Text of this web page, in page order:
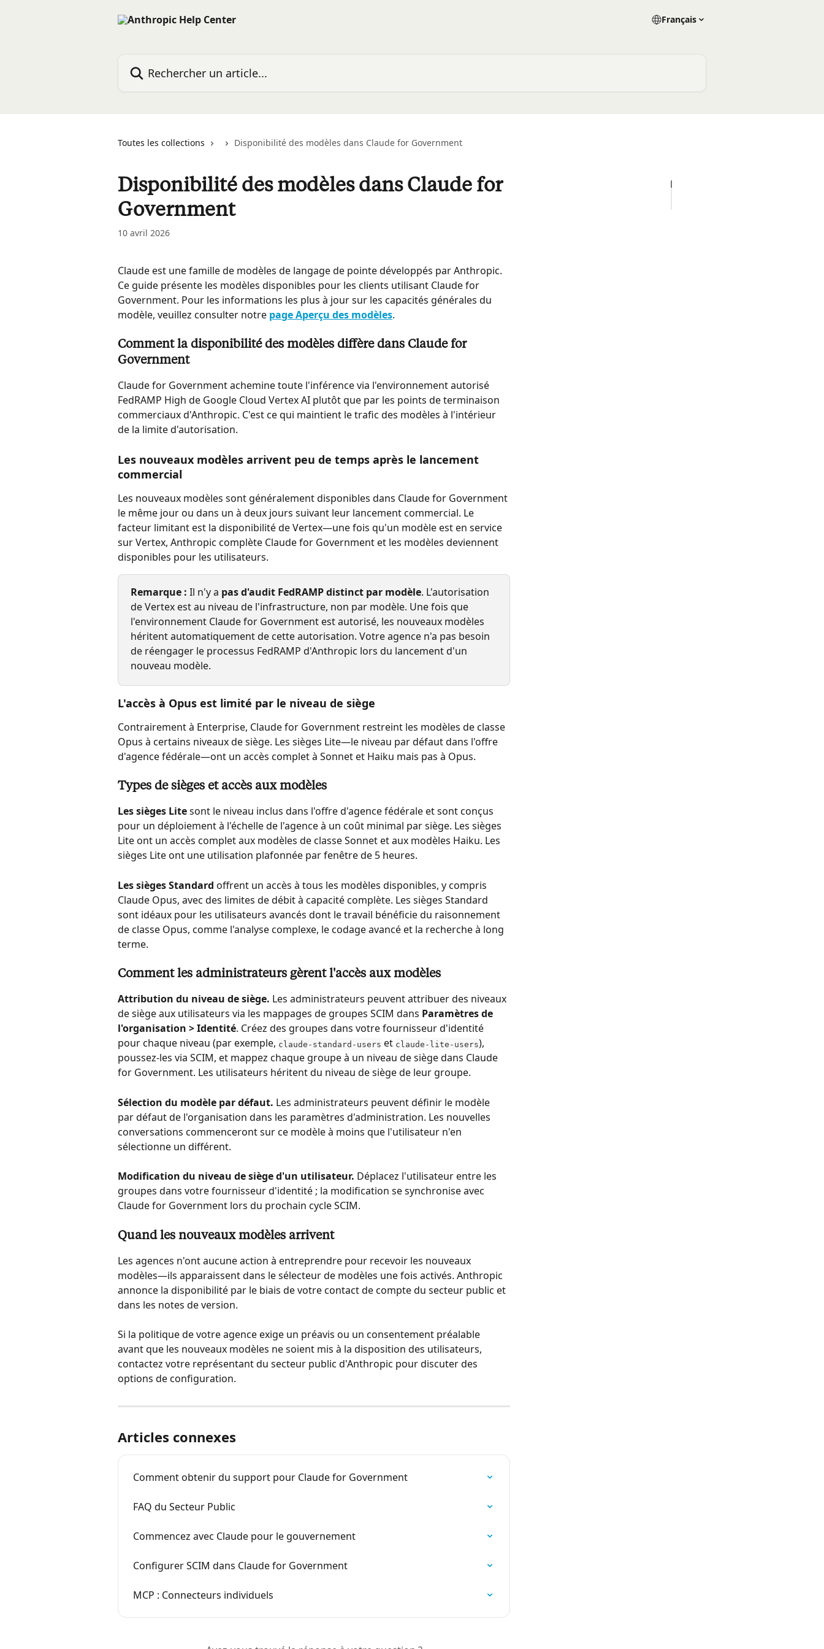
Français
Toutes les collections Disponibilité des modèles dans Claude for Government
Disponibilité des modèles dans Claude for
Government
10 avril 2026
Claude est une famille de modèles de langage de pointe développés par Anthropic.
Ce guide présente les modèles disponibles pour les clients utilisant Claude for
Government. Pour les informations les plus à jour sur les capacités générales du
modèle, veuillez consulter notre page Aperçu des modèles.
Comment la disponibilité des modèles diffère dans Claude for
Government
Claude for Government achemine toute l'inférence via l'environnement autorisé
FedRAMP High de Google Cloud Vertex AI plutôt que par les points de terminaison
commerciaux d'Anthropic. C'est ce qui maintient le trafic des modèles à l'intérieur
de la limite d'autorisation.
Les nouveaux modèles arrivent peu de temps après le lancement
commercial
Les nouveaux modèles sont généralement disponibles dans Claude for Government
le même jour ou dans un à deux jours suivant leur lancement commercial. Le
facteur limitant est la disponibilité de Vertex—une fois qu'un modèle est en service
sur Vertex, Anthropic complète Claude for Government et les modèles deviennent
disponibles pour les utilisateurs.
Remarque : Il n'y a pas d'audit FedRAMP distinct par modèle. L'autorisation
de Vertex est au niveau de l'infrastructure, non par modèle. Une fois que
l'environnement Claude for Government est autorisé, les nouveaux modèles
héritent automatiquement de cette autorisation. Votre agence n'a pas besoin
de réengager le processus FedRAMP d'Anthropic lors du lancement d'un
nouveau modèle.
L'accès à Opus est limité par le niveau de siège
Contrairement à Enterprise, Claude for Government restreint les modèles de classe
Opus à certains niveaux de siège. Les sièges Lite—le niveau par défaut dans l'offre
d'agence fédérale—ont un accès complet à Sonnet et Haiku mais pas à Opus.
Types de sièges et accès aux modèles
Les sièges Lite sont le niveau inclus dans l'offre d'agence fédérale et sont conçus
pour un déploiement à l'échelle de l'agence à un coût minimal par siège. Les sièges
Lite ont un accès complet aux modèles de classe Sonnet et aux modèles Haiku. Les
sièges Lite ont une utilisation plafonnée par fenêtre de 5 heures.
Les sièges Standard offrent un accès à tous les modèles disponibles, y compris
Claude Opus, avec des limites de débit à capacité complète. Les sièges Standard
sont idéaux pour les utilisateurs avancés dont le travail bénéficie du raisonnement
de classe Opus, comme l'analyse complexe, le codage avancé et la recherche à long
terme.
Comment les administrateurs gèrent l'accès aux modèles
Attribution du niveau de siège. Les administrateurs peuvent attribuer des niveaux
de siège aux utilisateurs via les mappages de groupes SCIM dans Paramètres de
l'organisation > Identité. Créez des groupes dans votre fournisseur d'identité
pour chaque niveau (par exemple, claude-standard-users et claude-lite-users),
poussez-les via SCIM, et mappez chaque groupe à un niveau de siège dans Claude
for Government. Les utilisateurs héritent du niveau de siège de leur groupe.
Sélection du modèle par défaut. Les administrateurs peuvent définir le modèle
par défaut de l'organisation dans les paramètres d'administration. Les nouvelles
conversations commenceront sur ce modèle à moins que l'utilisateur n'en
sélectionne un différent.
Modification du niveau de siège d'un utilisateur. Déplacez l'utilisateur entre les
groupes dans votre fournisseur d'identité ; la modification se synchronise avec
Claude for Government lors du prochain cycle SCIM.
Quand les nouveaux modèles arrivent
Les agences n'ont aucune action à entreprendre pour recevoir les nouveaux
modèles—ils apparaissent dans le sélecteur de modèles une fois activés. Anthropic
annonce la disponibilité par le biais de votre contact de compte du secteur public et
dans les notes de version.
Si la politique de votre agence exige un préavis ou un consentement préalable
avant que les nouveaux modèles ne soient mis à la disposition des utilisateurs,
contactez votre représentant du secteur public d'Anthropic pour discuter des
options de configuration.
Articles connexes
Comment obtenir du support pour Claude for Government
FAQ du Secteur Public
Commencez avec Claude pour le gouvernement
Configurer SCIM dans Claude for Government
MCP : Connecteurs individuels